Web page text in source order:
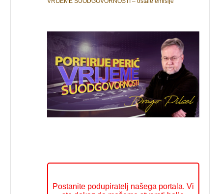
Postanite podupiratelj našega portala. Vi